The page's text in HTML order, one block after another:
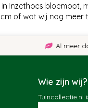
Inzethoes
of wat wij nog
Al meer dan
Wie zijn wij?
Tuincollectie.nl